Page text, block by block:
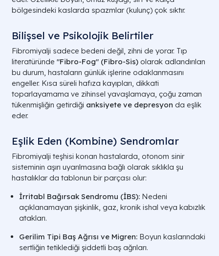
bölgesindeki kaslarda spazmlar (kulunç) çok sıktır.
Bilişsel ve Psikolojik Belirtiler
Fibromiyalji sadece bedeni değil, zihni de yorar. Tıp
literatüründe "Fibro-Fog" (Fibro-Sis) olarak adlandırılan
bu durum, hastaların günlük işlerine odaklanmasını
engeller. Kısa süreli hafıza kayıpları, dikkati
toparlayamama ve zihinsel yavaşlamaya, çoğu zaman
tükenmişliğin getirdiği anksiyete ve depresyon da eşlik
eder.
Eşlik Eden (Kombine) Sendromlar
Fibromiyalji teşhisi konan hastalarda, otonom sinir
sisteminin aşırı uyarılmasına bağlı olarak sıklıkla şu
hastalıklar da tablonun bir parçası olur:
İrritabl Bağırsak Sendromu (İBS): Nedeni
açıklanamayan şişkinlik, gaz, kronik ishal veya kabızlık
atakları.
Gerilim Tipi Baş Ağrısı ve Migren: Boyun kaslarındaki
sertliğin tetiklediği şiddetli baş ağrıları.